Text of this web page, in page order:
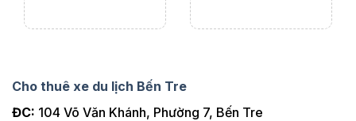
Cho thuê xe du lịch Bến Tre
ĐC: 104 Võ Văn Khánh, Phường 7, Bến Tre